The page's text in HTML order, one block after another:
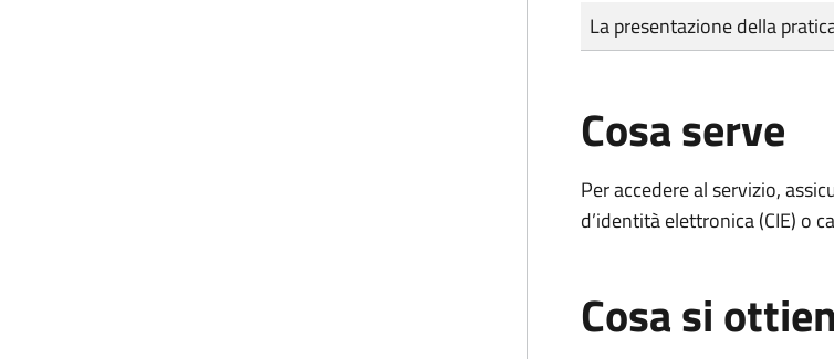
Tipo di pagamento
Importo
La presentazione della
Cosa serve
Per accedere al servizio,
d’identità elettronica (CIE) o
Cosa si